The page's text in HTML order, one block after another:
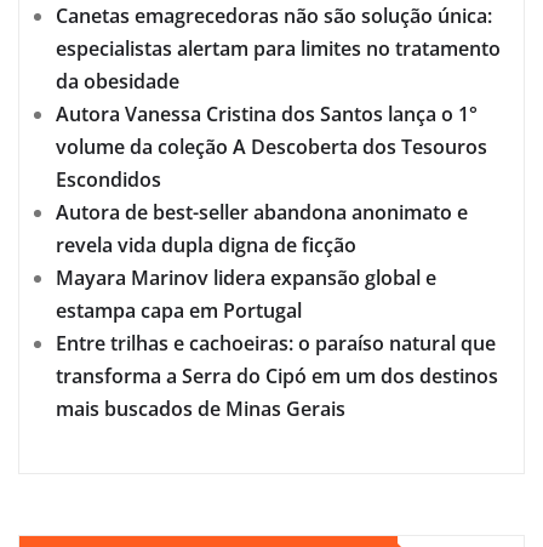
Canetas emagrecedoras não são solução única:
especialistas alertam para limites no tratamento
da obesidade
Autora Vanessa Cristina dos Santos lança o 1°
volume da coleção A Descoberta dos Tesouros
Escondidos
Autora de best-seller abandona anonimato e
revela vida dupla digna de ficção
Mayara Marinov lidera expansão global e
estampa capa em Portugal
Entre trilhas e cachoeiras: o paraíso natural que
transforma a Serra do Cipó em um dos destinos
mais buscados de Minas Gerais